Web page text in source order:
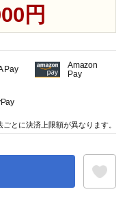
円
Pay
Amazon
Pay
ごとに決済上限額が異なります。